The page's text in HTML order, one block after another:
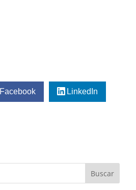
Facebook LinkedIn